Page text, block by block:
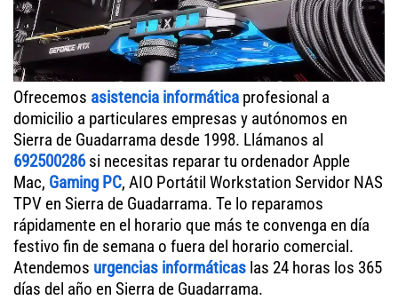
Ofrecemos asistencia informática profesional a
domicilio a particulares empresas y autónomos en
Sierra de Guadarrama desde 1998. Llámanos al
692500286si necesitas reparar tu ordenador Apple
Mac, Gaming PC, AIO Portátil Workstation Servidor NAS
TPV en Sierra de Guadarrama. Te lo reparamos
rápidamente en el horario que más te convenga en día
festivo fin de semana o fuera del horario comercial.
Atendemos urgencias informáticas las 24 horas los 365
días del año en Sierra de Guadarrama.